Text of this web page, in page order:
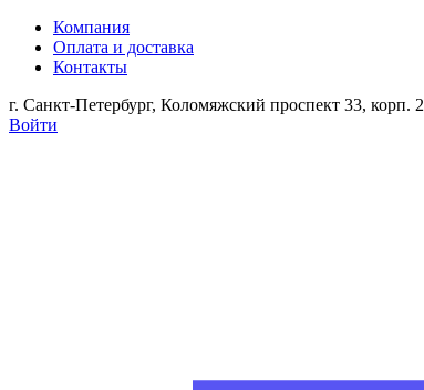
Компания
Оплата и доставка
Контакты
г. Санкт-Петербург, Коломяжский проспект 33, корп. 2
Войти